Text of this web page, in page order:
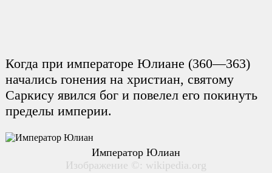
Когда при императоре Юлиане (360—363)
начались гонения на христиан, святому
Саркису явился бог и повелел его покинуть
пределы империи.
Император Юлиан
Изображение ©: wikipedia.org